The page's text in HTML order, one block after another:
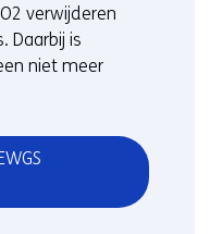
verwijderen
Daarbij is
niet meer